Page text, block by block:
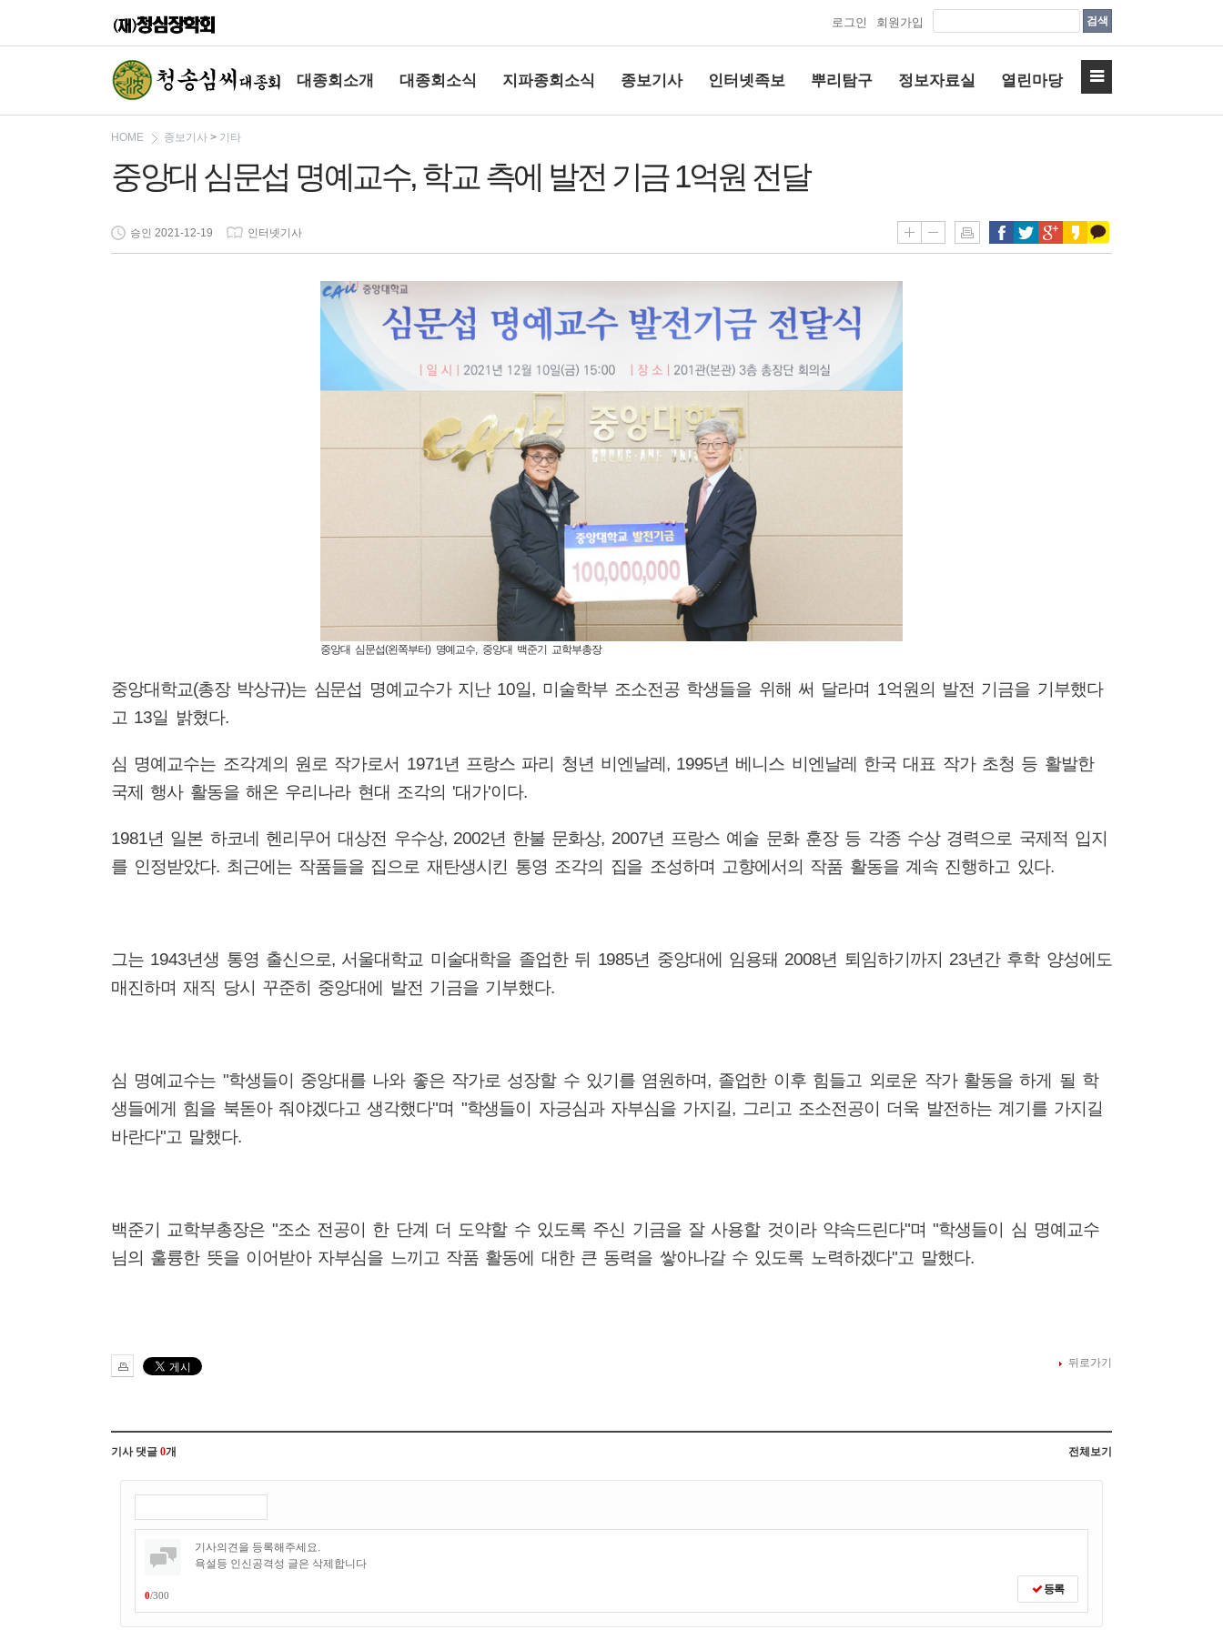
로그인 회원가입 검색
대종회소개 대종회소식 지파종회소식 종보기사 인터넷족보 뿌리탐구 정보자료실 열린마당
HOME 종보기사 > 기타
중앙대 심문섭 명예교수, 학교 측에 발전 기금 1억원 전달
승인 2021-12-19 인터넷기사
중앙대 심문섭(왼쪽부터) 명예교수, 중앙대 백준기 교학부총장
중앙대학교(총장 박상규)는 심문섭 명예교수가 지난 10일, 미술학부 조소전공 학생들을 위해 써 달라며 1억원의 발전 기금을 기부했다
고 13일 밝혔다.
심 명예교수는 조각계의 원로 작가로서 1971년 프랑스 파리 청년 비엔날레 , 1995년 베니스 비엔날레 한국 대표 작가 초청 등 활발한
국제 행사 활동을 해온 우리나라 현대 조각의 '대가'이다.
1981년 일본 하코네 헨리무어 대상전 우수상, 2002년 한불 문화상, 2007년 프랑스 예술 문화 훈장 등 각종 수상 경력으로 국제적 입지
를 인정받았다. 최근에는 작품들을 집으로 재탄생시킨 통영 조각의 집을 조성하며 고향에서의 작품 활동을 계속 진행하고 있다.
그는 1943년생 통영 출신으로, 서울대학교 미술대학을 졸업한 뒤 1985년 중앙대에 임용돼 2008년 퇴임하기까지 23년간 후학 양성에도
매진하며 재직 당시 꾸준히 중앙대에 발전 기금을 기부했다.
심 명예교수는 "학생들이 중앙대를 나와 좋은 작가로 성장할 수 있기를 염원하며, 졸업한 이후 힘들고 외로운 작가 활동을 하게 될 학
생들에게 힘을 북돋아 줘야겠다고 생각했다"며 "학생들이 자긍심과 자부심을 가지길, 그리고 조소전공이 더욱 발전하는 계기를 가지길
바란다"고 말했다.
백준기 교학부총장은 "조소 전공이 한 단계 더 도약할 수 있도록 주신 기금을 잘 사용할 것이라 약속드린다"며"학생들이 심 명예교수
님의 훌륭한 뜻을 이어받아 자부심을 느끼고 작품 활동에 대한 큰 동력을 쌓아나갈 수 있도록 노력하겠다"고 말했다.
뒤로가기
기사 댓글 0개 전체보기
0/300 등록